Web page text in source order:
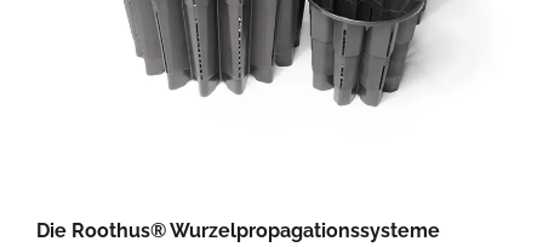
Die Roothus® Wurzelpropagationssysteme